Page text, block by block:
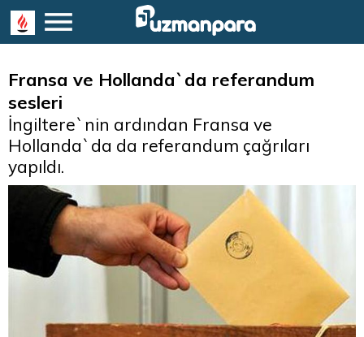
Fransa ve Hollanda`da referandum
sesleri
İngiltere`nin ardından Fransa ve
Hollanda`da da referandum çağrıları
yapıldı.